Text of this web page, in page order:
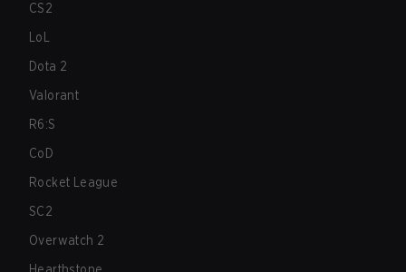
CS2
LoL
Dota 2
Valorant
R6:S
CoD
Rocket League
SC2
Overwatch 2